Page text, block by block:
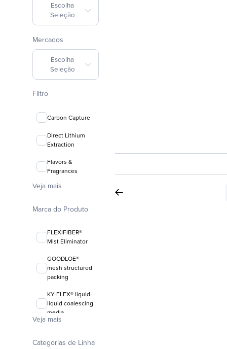
Escolha
Seleção
Mercados
Escolha
Seleção
Filtro
Carbon Capture
Direct Lithium
Extraction
Flavors &
Fragrances
Veja mais
Marca do Produto
FLEXIFIBER®
Mist Eliminator
GOODLOE®
mesh structured
packing
KY-FLEX® liquid-
liquid coalescing
media
random packing
Veja mais
Categorias de Linha